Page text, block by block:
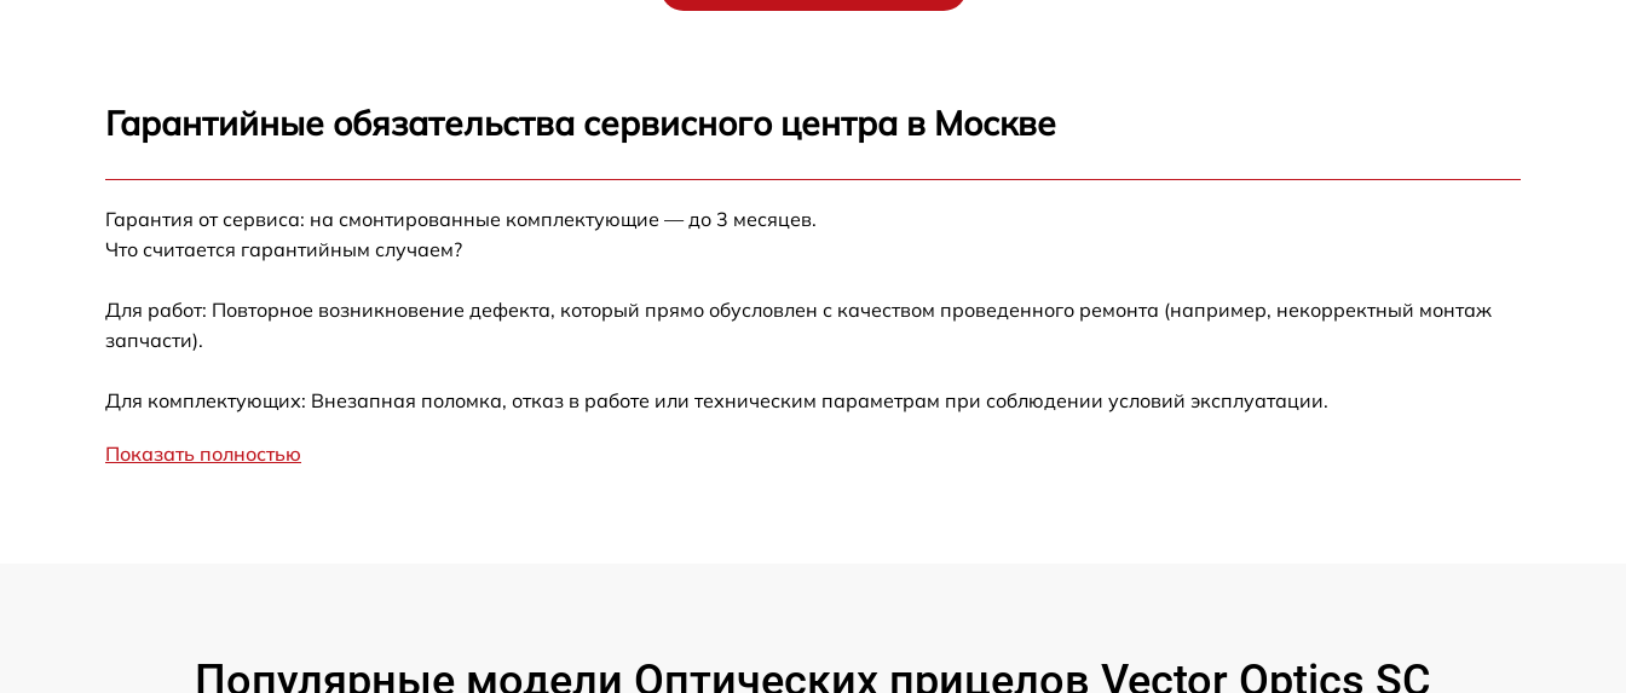
Калибровка и настройка тепловизора
Ремонт датчика синхроимпульсов от 60 мин 1550 р
Ремонт оптики
Восстановление питания от 60 мин 650 р
Замена корпуса
Гарантийные обязательства сервисного центра в Москве
Гарантия от сервиса: на смонтированные комплектующие — до 3 месяцев.
Что считается гарантийным случаем?
Для работ: Повторное возникновение дефекта, который прямо обусловлен с качеством проведенного ремонта (например, некорректный монтаж
запчасти).
Для комплектующих: Внезапная поломка, отказ в работе или техническим параметрам при соблюдении условий эксплуатации.
Показать полностью
Популярные модели Оптических прицелов Vector Optics SC